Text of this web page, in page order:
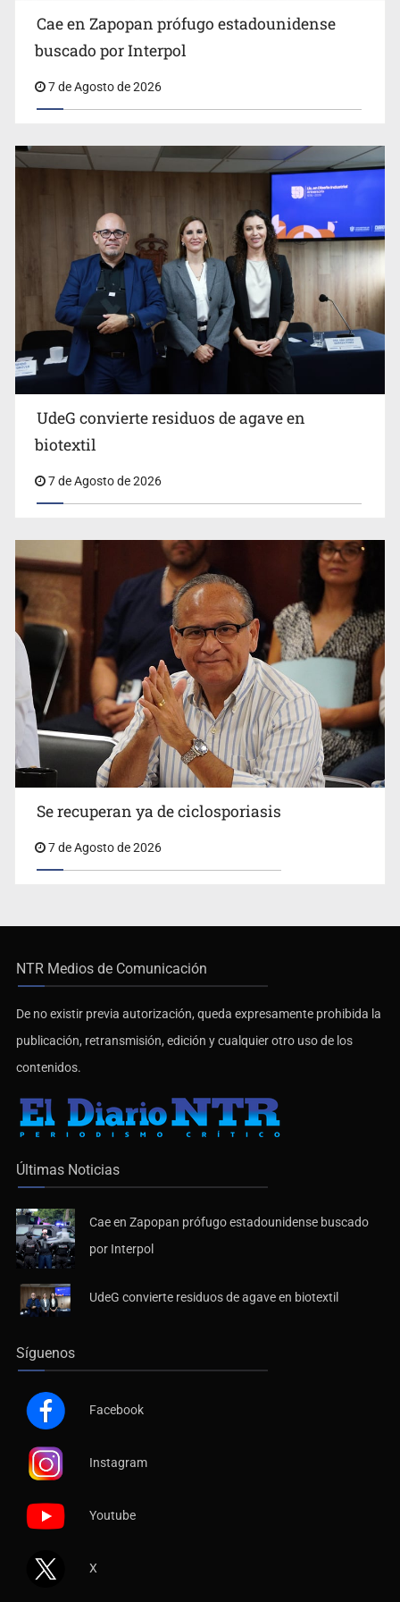
Ya hay solicitud de audiencia de imputación en caso Eli
Cae en Zapopan prófugo estadounidense buscado por
Cae en Zapopan prófugo estadounidense
buscado por Interpol
7 de Agosto de 2026
UdeG convierte residuos de agave en
biotextil
7 de Agosto de 2026
Se recuperan ya de ciclosporiasis
7 de Agosto de 2026
NTR Medios de Comunicación
De no existir previa autorización, queda expresamente prohibida la
publicación, retransmisión, edición y cualquier otro uso de los
contenidos.
Últimas Noticias
Cae en Zapopan prófugo estadounidense buscado
por Interpol
UdeG convierte residuos de agave en biotextil
Síguenos
Facebook
Instagram
Youtube
X